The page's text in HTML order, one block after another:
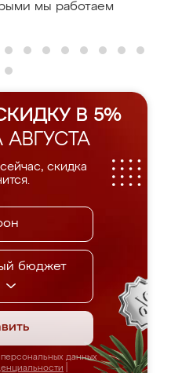
мы работаем
В 5%
скидка
бюджет
данных